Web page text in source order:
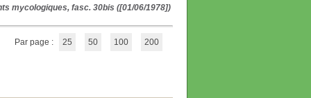
mycologiques, fasc. 30bis ([01/06/1978])
Par page : 25 50 100 200